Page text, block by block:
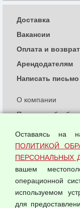
О компании
Политика
Согласием на
Оферта оптовой
Публичная оферта
Доставка
Вакансии
Оплата и
Арендодателям
Написать
Оставаясь на
ПОЛИТИКОЙ
ПЕРСОНАЛЬНЫХ
вашем
операционной
используемом
для